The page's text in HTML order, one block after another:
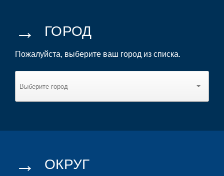
→ ГОРОД
Пожалуйста, выберите ваш город из списка.
→ ОКРУГ